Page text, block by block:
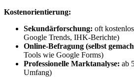
Kostenorientierung:
Sekundärforschung: oft
Google Trends, IHK-Berichte)
Online-Befragung (selbst
Tools wie Google Forms)
Professionelle Marktanalyse: ab
Umfang)